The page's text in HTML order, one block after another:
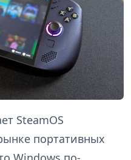
SteamOS
портативных